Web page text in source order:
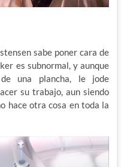
sabe poner cara de
es subnormal, y aunque
una plancha, le jode
su trabajo, aun siendo
hace otra cosa en toda la